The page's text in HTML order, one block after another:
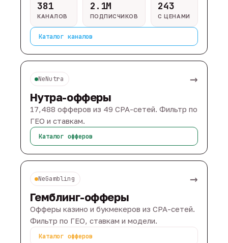
381
КАНАЛОВ
2.1M
ПОДПИСЧИКОВ
243
С ЦЕНАМИ
Каталог каналов
NeNutra →
Нутра-офферы
17,488 офферов из 49 CPA-сетей. Фильтр по
ГЕО и ставкам.
Каталог офферов
NeGambling →
Гемблинг-офферы
Офферы казино и букмекеров из CPA-сетей.
Фильтр по ГЕО, ставкам и модели.
Каталог офферов